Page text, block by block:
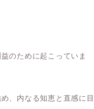
のために起こっていま
、内なる知恵と直感に目